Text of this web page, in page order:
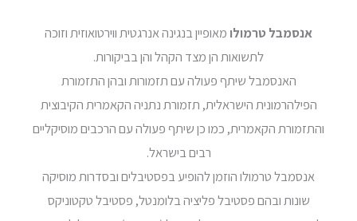
אנסמבל טרמולו מאופיין בנגינה אנרגטית ווירטואוזית וזוכה
לתשואות הן מצד הקהל והן בביקורות.
האנסמבל שיתף פעולה עם תזמורות ובהן התזמורת
הפילהרמונית הישראלית, תזמורת נתניה הקאמרית הקיבוצית
והתזמורת הקאמרית, כמו כן שיתף פעולה עם הרכבים מוסיקליים
רבים בישראל.
אנסמבל טרמולו הוזמן להופיע בפסטיבלים ובסדרות מוסיקה
שונות ובהם פסטיבל פליציה בלומנטל, פסטיבל טקטוניקס